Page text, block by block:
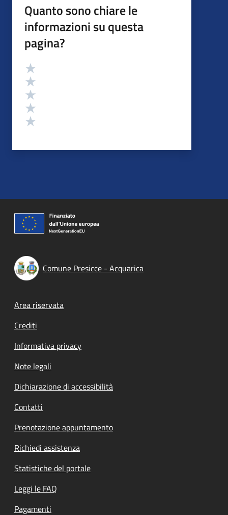
Quanto sono chiare le
informazioni su questa
pagina?
Valutazione
Comune Presicce - Acquarica
Footer menu
Area riservata
Crediti
Informativa privacy
Note legali
Dichiarazione di accessibilità
Contatti
Prenotazione appuntamento
Richiedi assistenza
Statistiche del portale
Leggi le FAQ
Pagamenti